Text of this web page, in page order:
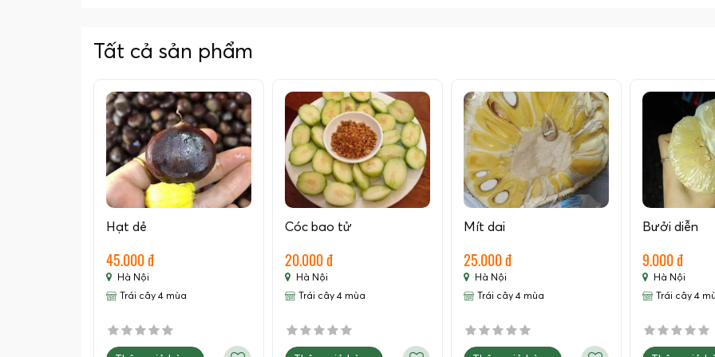
Tất cả sản phẩm
Hạt dẻ
45.000 đ
Hà Nội
Trái cây 4 mùa
Cóc bao tử
20.000 đ
Hà Nội
Trái cây 4 mùa
Mít dai
25.000 đ
Hà Nội
Trái cây 4 mùa
Bưởi diễn
9.000 đ
Hà Nội
Trái cây 4